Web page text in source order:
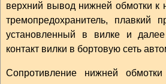
верхний вывод нижней обмотки к
тремопредохранитель, плавкий
установленный в вилке и
контакт вилки в бортовую сеть
Сопротивление нижней